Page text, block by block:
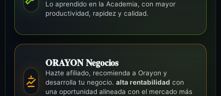
Lo aprendido en la Academia, con mayor
productividad, rapidez y calidad.
ORAYON Negocios
Hazte afiliado, recomienda a Orayon y
desarrolla tu negocio. alta rentabilidad con
una oportunidad alineada con el mercado más